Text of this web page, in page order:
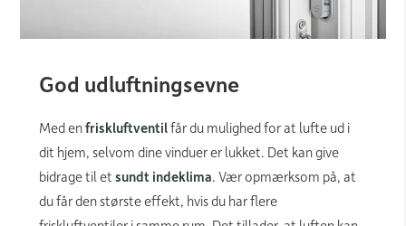
God udluftningsevne
Med enfriskluftventilfår du mulighed for at lufte ud i
dit hjem, selvom dine vinduer er lukket. Det kan give
bidrage til et sundt indeklima. Vær opmærksom på, at
du får den største effekt, hvis du har flere